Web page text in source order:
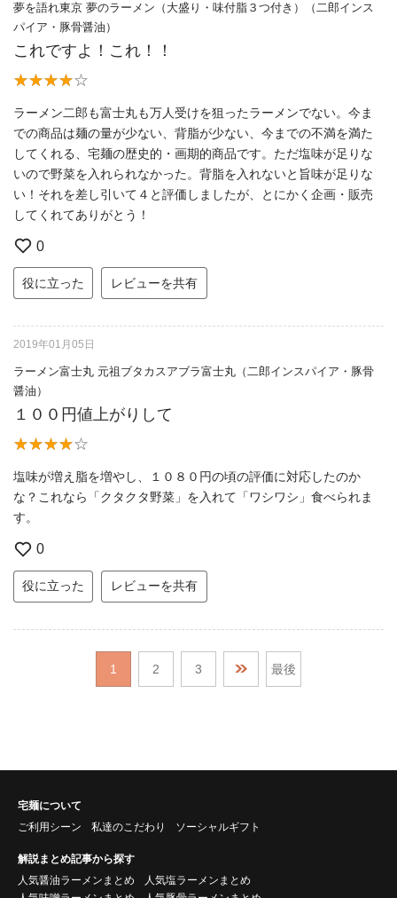
夢を語れ東京 夢のラーメン（大盛り・味付脂３つ付き）（二郎インス
パイア・豚骨醤油）
これですよ！これ！！
ラーメン二郎も富士丸も万人受けを狙ったラーメンでない。今ま
での商品は麺の量が少ない、背脂が少ない、今までの不満を満た
してくれる、宅麺の歴史的・画期的商品です。ただ塩味が足りな
いので野菜を入れられなかった。背脂を入れないと旨味が足りな
い！それを差し引いて４と評価しましたが、とにかく企画・販売
してくれてありがとう！
0
役に立った レビューを共有
2019年01月05日
ラーメン富士丸 元祖ブタカスアブラ富士丸（二郎インスパイア・豚骨
醤油）
１００円値上がりして
塩味が増え脂を増やし、１０８０円の頃の評価に対応したのか
な？これなら「クタクタ野菜」を入れて「ワシワシ」食べられま
す。
0
役に立った レビューを共有
1 2 3 最後
宅麺について
ご利用シーン
私達のこだわり ソーシャルギフト
解説まとめ記事から探す
人気醤油ラーメンまとめ
人気塩ラーメンまとめ